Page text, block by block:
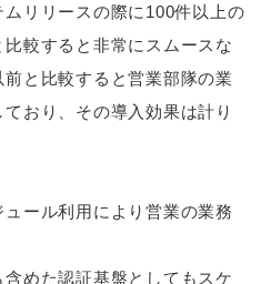
リリースの際に100件以上の
較すると非常にスムースな
と比較すると営業部隊の業
おり、その導入効果は計り
ール利用により営業の業務
めた認証基盤としてもスケ